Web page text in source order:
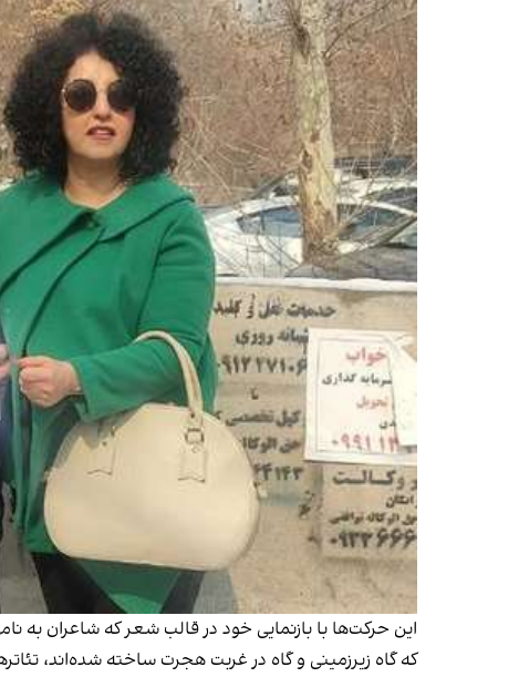
این حرکت‌ها با بازنمایی خود در قالب شعر که شاعران به‌
که گاه زیرزمینی و گاه در غربت هجرت ساخته شده‌اند،